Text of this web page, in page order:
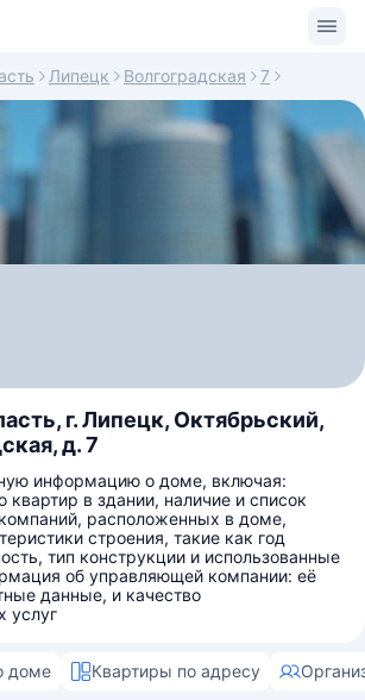
Липецк Волгоградская 7
г. Липецк, Октябрьский,
д. 7
информацию о доме, включая:
квартир в здании, наличие и список
расположенных в доме,
строения, такие как год
тип конструкции и использованные
об управляющей компании: её
данные, и качество
услуг
доме Квартиры по адресу